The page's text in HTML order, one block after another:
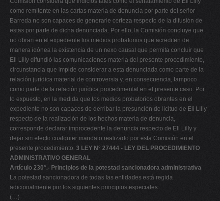
como remitente en las cartas materia de denuncia por parte del señor
Barreda no son capaces de generarle certeza respecto de la difusión de
estas por parte de dicha denunciada. Por ello, la Comisión concluye que
no obran en el expediente los medios probatorios que acrediten de
manera idónea la existencia de un nexo causal que permita concluir que
Eli Lilly difundió las comunicaciones materia del presente procedimiento,
circunstancia que impide considerar a esta denunciada como parte de la
relación jurídica material de controversia y, en consecuencia, tampoco
como parte de la relación jurídica procedimental en el presente caso. Por
lo expuesto, en la medida que los medios probatorios obrantes en el
expediente no son capaces de derribar la presunción de licitud de Eli Lilly
respecto de la realización de los hechos materia de denuncia,
corresponde declarar improcedente la denuncia respecto de Eli Lilly y
dejar sin efecto cualquier mandato realizado por esta Comisión en el
presente procedimiento. 3 LEY N° 27444 - LEY DEL PROCEDIMIENTO
ADMINISTRATIVO GENERAL
Artículo 230°.- Principios de la potestad sancionadora administrativa
La potestad sancionadora de todas las entidades está regida
adicionalmente por los siguientes principios especiales:
(…)